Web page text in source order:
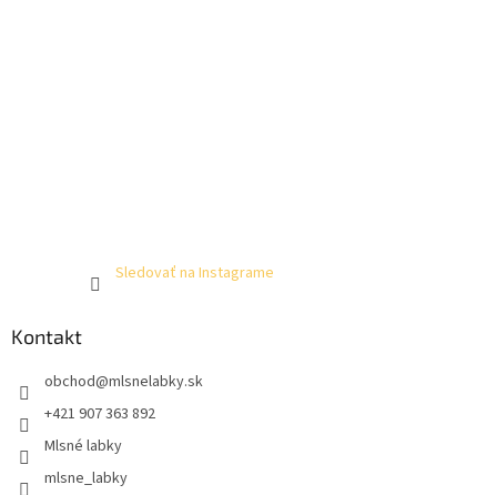
Sledovať na Instagrame
Kontakt
obchod@mlsnelabky.sk
+421 907 363 892
Mlsné labky
mlsne_labky